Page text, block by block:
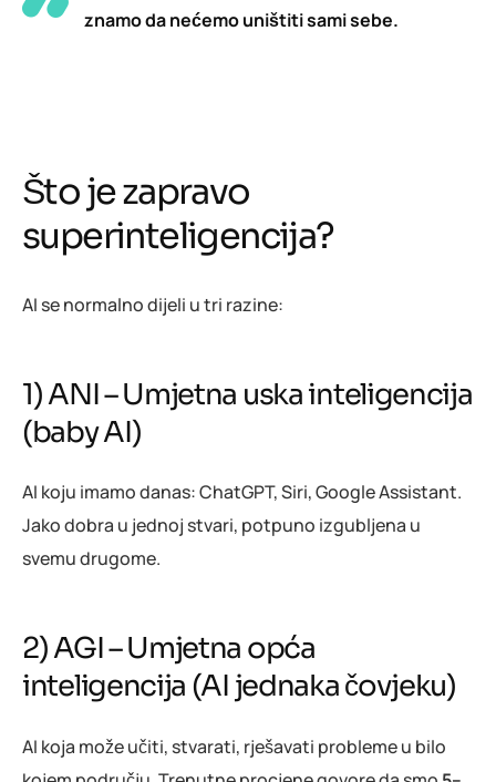
znamo da nećemo uništiti sami sebe.
Što je zapravo
superinteligencija?
AI se normalno dijeli u tri razine:
1) ANI – Umjetna uska inteligencija
(baby AI)
AI koju imamo danas: ChatGPT, Siri, Google Assistant.
Jako dobra u jednoj stvari, potpuno izgubljena u
svemu drugome.
2) AGI – Umjetna opća
inteligencija (AI jednaka čovjeku)
AI koja može učiti, stvarati, rješavati probleme u bilo